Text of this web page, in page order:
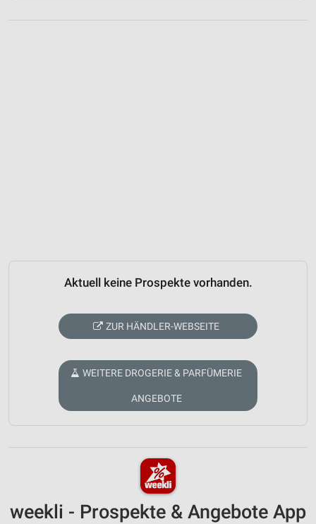
Aktuell keine Prospekte vorhanden.
ZUR HÄNDLER-WEBSEITE
WEITERE DROGERIE & PARFÜMERIE
ANGEBOTE
weekli - Prospekte & Angebote App